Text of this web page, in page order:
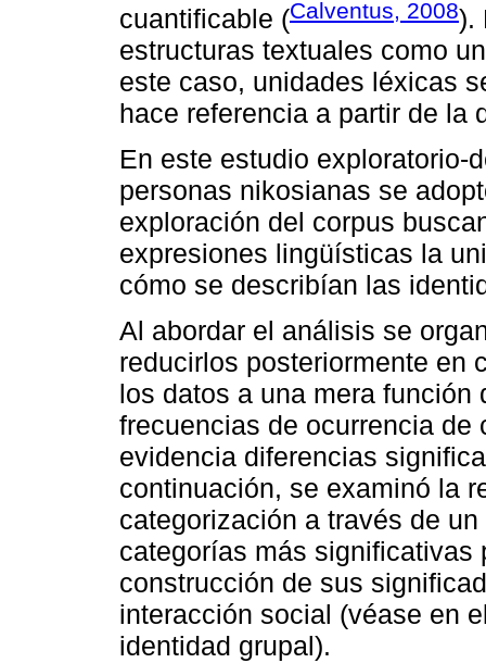
cuantificable (Calventus, 2008).
estructuras textuales como
este caso, unidades léxicas
hace referencia a partir de la
En este estudio exploratorio-
personas nikosianas se
exploración del corpus
expresiones lingüísticas la
cómo se describían las
Al abordar el análisis se
reducirlos posteriormente en
los datos a una mera
frecuencias de ocurrencia
evidencia diferencias
continuación, se examinó la
categorización a través de
categorías más significativas
construcción de sus
interacción social (véase en
identidad grupal).